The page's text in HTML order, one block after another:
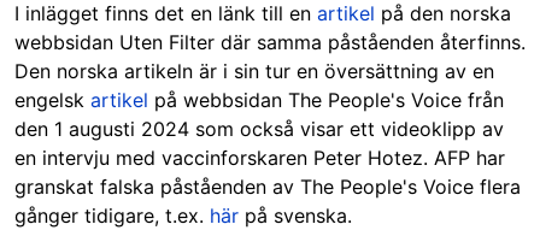
I inlägget finns det en länk till en artikel på den norska
webbsidan Uten Filter där samma påståenden återfinns.
Den norska artikeln är i sin tur en översättning av en
engelsk artikel på webbsidan The People's Voice från
den 1 augusti 2024 som också visar ett videoklipp av
en intervju med vaccinforskaren Peter Hotez. AFP har
granskat falska påståenden av The People's Voice flera
gånger tidigare, t.ex. här på svenska.